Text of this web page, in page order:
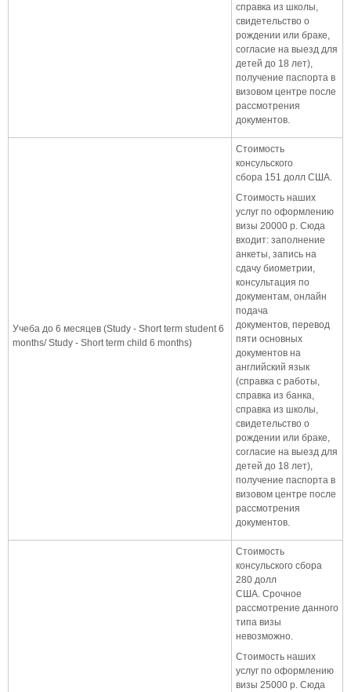
справка из школы,
свидетельство о
рождении или браке,
согласие на выезд для
детей до 18 лет),
получение паспорта в
визовом центре после
рассмотрения
документов.
Учеба до 6 месяцев (Study - Short term student 6
months/ Study - Short term child 6 months)
Стоимость
консульского
сбора 151 долл США.
Стоимость наших
услуг по оформлению
визы 20000 р. Сюда
входит: заполнение
анкеты, запись на
сдачу биометрии,
консультация по
документам, онлайн
подача
документов, перевод
пяти основных
документов на
английский язык
(справка с работы,
справка из банка,
справка из школы,
свидетельство о
рождении или браке,
согласие на выезд для
детей до 18 лет),
получение паспорта в
визовом центре после
рассмотрения
документов.
Стоимость
консульского сбора
280 долл
США. Срочное
рассмотрение данного
типа визы
невозможно.
Стоимость наших
услуг по оформлению
визы 25000 р. Сюда